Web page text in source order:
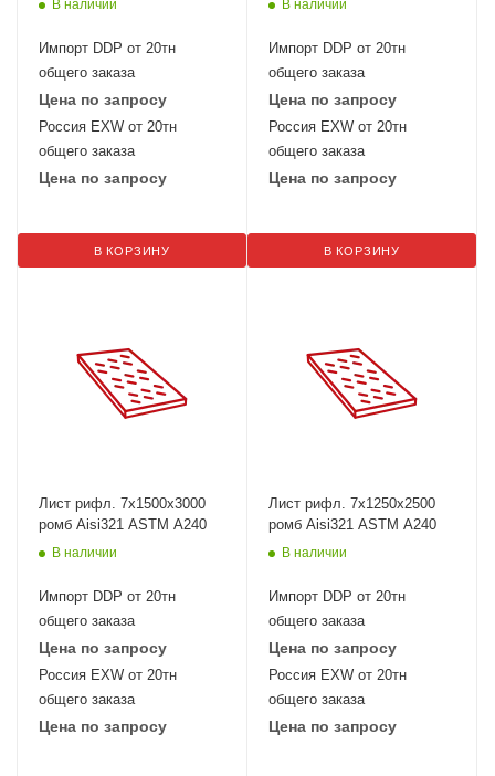
В наличии
Импорт DDP от 20тн
общего заказа
Цена по запросу
Россия EXW от 20тн
общего заказа
Цена по запросу
В КОРЗИНУ
В наличии
Импорт DDP от 20тн
общего заказа
Цена по запросу
Россия EXW от 20тн
общего заказа
Цена по запросу
В КОРЗИНУ
Лист рифл. 7x1500х3000
ромб Aisi321 ASTM A240
В наличии
Импорт DDP от 20тн
общего заказа
Цена по запросу
Россия EXW от 20тн
общего заказа
Цена по запросу
Лист рифл. 7x1250х2500
ромб Aisi321 ASTM A240
В наличии
Импорт DDP от 20тн
общего заказа
Цена по запросу
Россия EXW от 20тн
общего заказа
Цена по запросу